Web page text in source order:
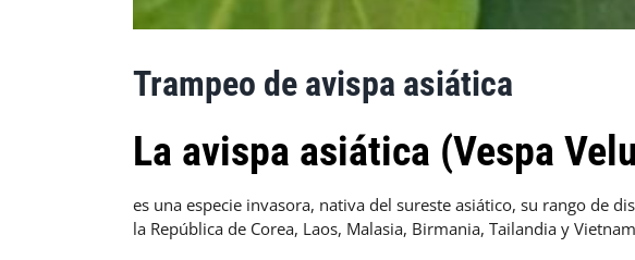
Trampeo de avispa asiática
La avispa asiática (Vespa
es una especie invasora, nativa del sureste asiático, su rango de
la República de Corea, Laos, Malasia, Birmania, Tailandia y